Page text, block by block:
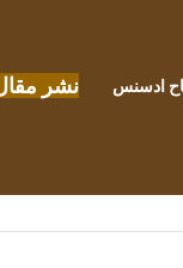
ادسنس نشر